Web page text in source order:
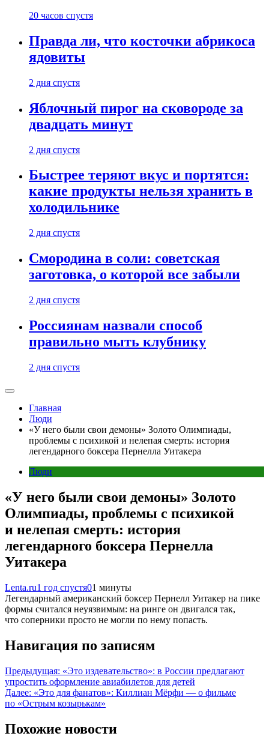
20 часов спустя
Правда ли, что косточки абрикоса
ядовиты
2 дня спустя
Яблочный пирог на сковороде за
двадцать минут
2 дня спустя
Быстрее теряют вкус и портятся:
какие продукты нельзя хранить в
холодильнике
2 дня спустя
Смородина в соли: советская
заготовка, о которой все забыли
2 дня спустя
Россиянам назвали способ
правильно мыть клубнику
2 дня спустя
Главная
Люди
«У него были свои демоны» Золото Олимпиады,
проблемы с психикой и нелепая смерть: история
легендарного боксера Пернелла Уитакера
Люди
«У него были свои демоны» Золото
Олимпиады, проблемы с психикой
и нелепая смерть: история
легендарного боксера Пернелла
Уитакера
Lenta.ru1 год спустя01 минуты
Легендарный американский боксер Пернелл Уитакер на пике
формы считался неуязвимым: на ринге он двигался так,
что соперники просто не могли по нему попасть.
Навигация по записям
Предыдущая: «Это издевательство»: в России предлагают
упростить оформление авиабилетов для детей
Далее: «Это для фанатов»: Киллиан Мёрфи — о фильме
по «Острым козырькам»
Похожие новости